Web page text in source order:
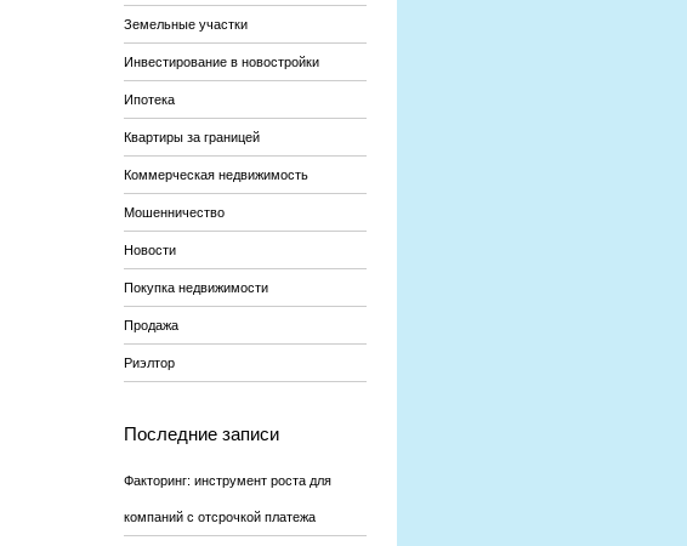
Земельные участки
Инвестирование в новостройки
Ипотека
Квартиры за границей
Коммерческая недвижимость
Мошенничество
Новости
Покупка недвижимости
Продажа
Риэлтор
Последние записи
Факторинг: инструмент роста для
компаний с отсрочкой платежа